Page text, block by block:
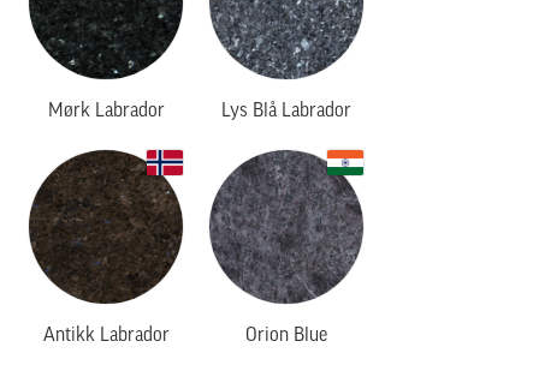
Mørk Labrador Lys Blå Labrador
Antikk Labrador Orion Blue